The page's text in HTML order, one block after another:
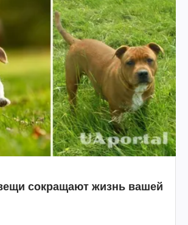
сокращают жизнь вашей